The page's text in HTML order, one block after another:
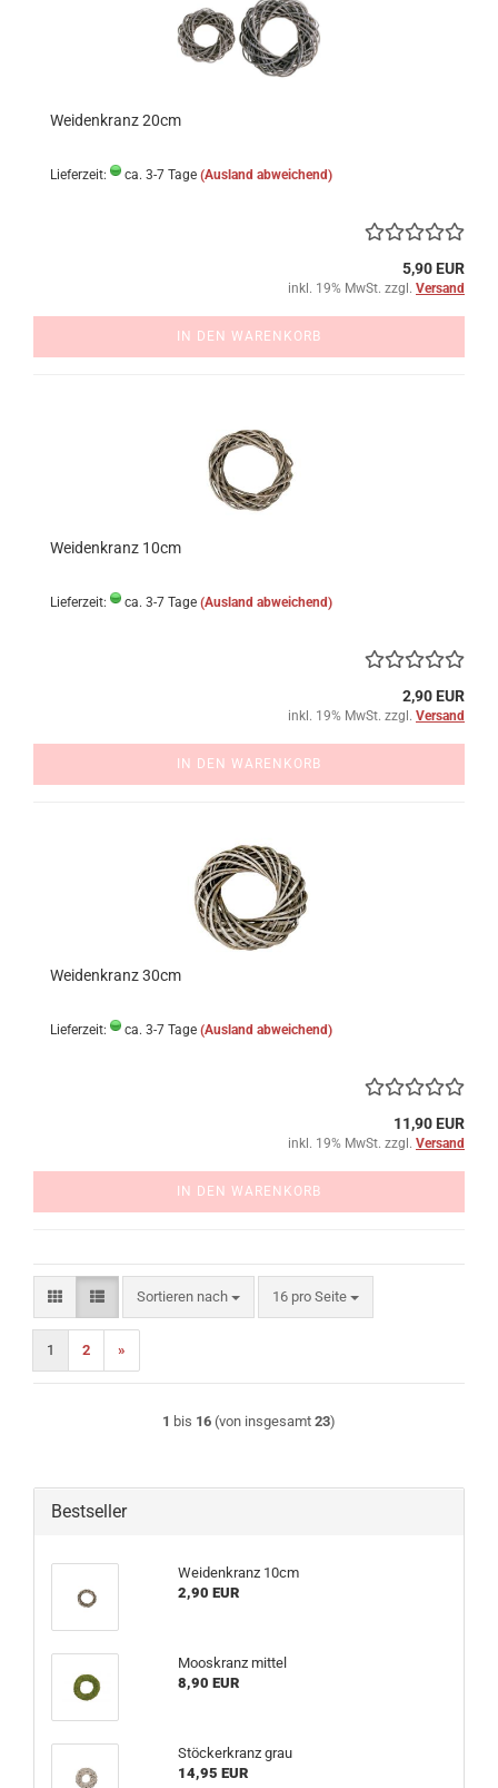
Weidenkranz 20cm
Lieferzeit: ca. 3-7 Tage (Ausland abweichend)
5,90 EUR
inkl. 19% MwSt. zzgl. Versand
IN DEN WARENKORB
Weidenkranz 10cm
Lieferzeit: ca. 3-7 Tage (Ausland abweichend)
2,90 EUR
inkl. 19% MwSt. zzgl. Versand
IN DEN WARENKORB
Weidenkranz 30cm
Lieferzeit: ca. 3-7 Tage (Ausland abweichend)
11,90 EUR
inkl. 19% MwSt. zzgl. Versand
IN DEN WARENKORB
Sortieren nach
Sortieren nach 16 pro Seite
pro Seite
1 2 »
1 bis 16 (von insgesamt 23)
Bestseller
Weidenkranz 10cm
2,90 EUR
Mooskranz mittel
8,90 EUR
Stöckerkranz grau
14,95 EUR